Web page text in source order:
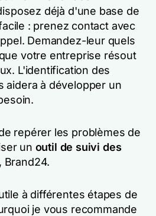
déjà d'une base de
: prenez contact avec
Demandez-leur quels
votre entreprise résout
L'identification des
aidera à développer un
repérer les problèmes de
un outil de suivi des
Brand24.
à différentes étapes de
je vous recommande